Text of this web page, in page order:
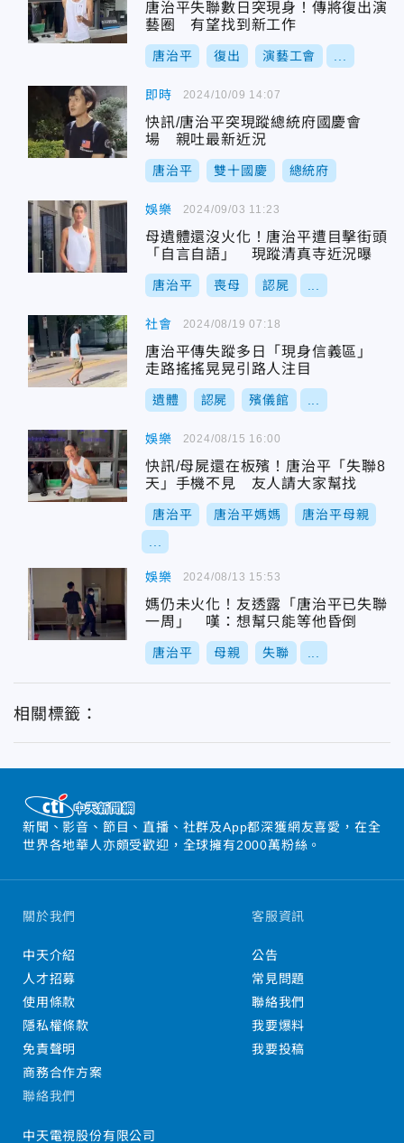
唐治平失聯數日突現身！傳將復出演
藝圈 有望找到新工作
唐治平 復出 演藝工會
即時
快訊/唐治平突現蹤總統府國慶會
場 親吐最新近況
唐治平 雙十國慶 總統府
2024/10/09 14:07
娛樂
母遺體還沒火化！唐治平遭目擊街頭
「自言自語」 現蹤清真寺近況曝
唐治平 喪母 認屍
2024/09/03 11:23
社會
唐治平傳失蹤多日「現身信義區」
走路搖搖晃晃引路人注目
遺體 認屍 殯儀館
2024/08/19 07:18
娛樂
快訊/母屍還在板殯！唐治平「失聯8
天」手機不見 友人請大家幫找
唐治平 唐治平媽媽 唐治平母親
2024/08/15 16:00
娛樂
媽仍未火化！友透露「唐治平已失聯
一周」 嘆：想幫只能等他昏倒
唐治平 母親 失聯
2024/08/13 15:53
相關標籤：
新聞、影音、節目、直播、社群及App都深獲網友喜愛，在全
世界各地華人亦頗受歡迎，全球擁有2000萬粉絲。
關於我們
中天介紹
人才招募
使用條款
隱私權條款
免責聲明
商務合作方案
客服資訊
公告
常見問題
聯絡我們
我要爆料
我要投稿
聯絡我們
中天電視股份有限公司